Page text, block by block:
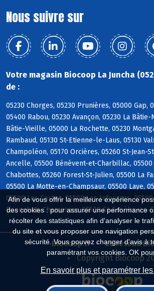
Afin de vous offrir la meilleure expérience
des cookies : pour assurer une performance
récolter des statistiques afin d'analyser le
du site et vous proposer une navigation
sécurité. Vous pouvez changer d'avis à
paramétrant vos cookies. OK
En savoir plus et paramétrer
Nous suivre sur
Votre magasin Biocoop La Juncha
de :
05230 Chorges, 05230 Prunières, 05000 Gap,
05400 Rabou, 05230 Avançon, 05230 La Bâtie-
Bâtie-Vieille, 05000 La Rochette, 05230
Rambaud, 05130 St-Etienne-le-Laus, 05130
Champoléon, 05170 Orcières, 05260 St-Jean-
Ancelle, 05500 Bénévent-et-Charbillac, 05500
Chabottes, 05260 Forest-St-Julien, 05500 La
05500 La Motte-en-Champsaur, 05500 Laye,
05500 Les Costes, 05500 Les Infournas,
Bonnet-en-Champsaur, 05500 St-Eusèbe-en-
Biocoop.fr
Le réseau
Copyright Biocoop